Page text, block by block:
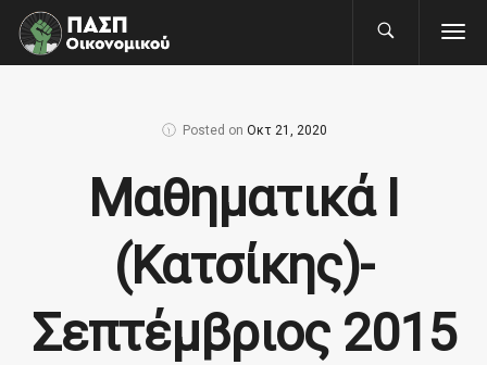
Posted on Οκτ 21, 2020
Μαθηματικά Ι
(Κατσίκης)-
Σεπτέμβριος 2015